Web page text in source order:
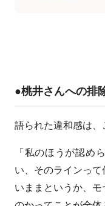
●桃井さんへの排
語られた違和感は、
「私のほうが認め
い、そのラインっ
いままというか、